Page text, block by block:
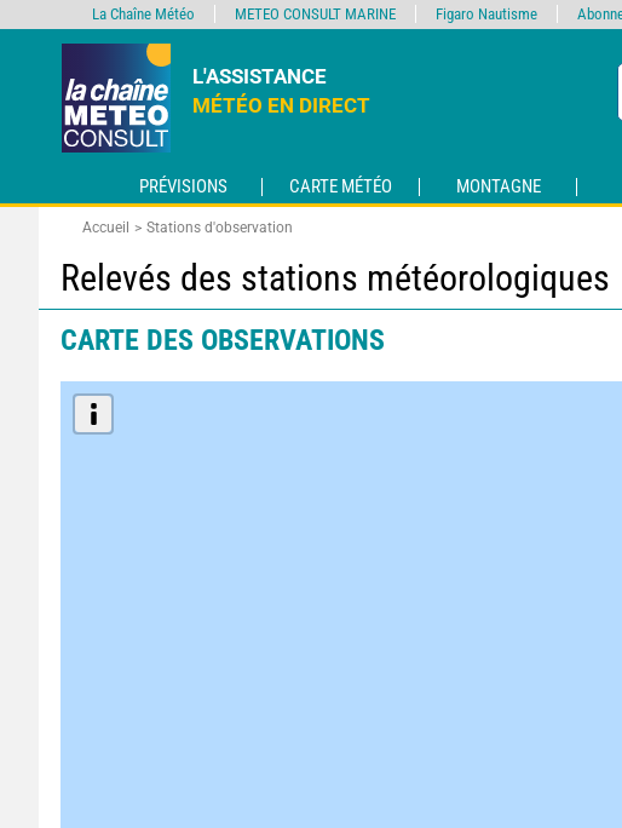
L'ASSISTANCE
MÉTÉO EN DIRECT
PRÉVISIONS CARTE MÉTÉO MONTAGNE
Accueil Stations d'observation
Relevés des stations météorologiques
CARTE DES OBSERVATIONS
La Chaîne Météo METEO CONSULT MARINE Figaro Nautisme